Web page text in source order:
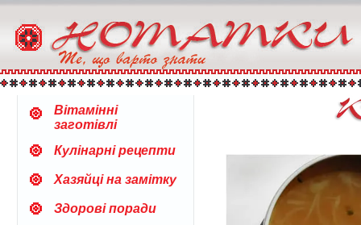
Вітамінні
заготівлі
Кулінарні рецепти
Хазяйці на замітку
Здорові поради